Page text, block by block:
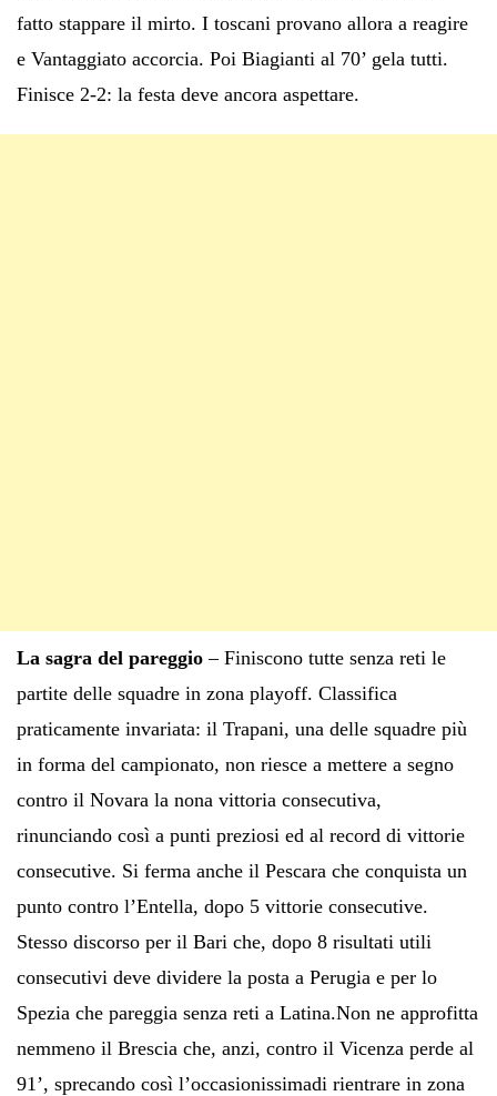
fatto stappare il mirto. I toscani provano allora a reagire
e Vantaggiato accorcia. Poi Biagianti al 70’ gela tutti.
Finisce 2-2: la festa deve ancora aspettare.
La sagra del pareggio – Finiscono tutte senza reti le
partite delle squadre in zona playoff. Classifica
praticamente invariata: il Trapani, una delle squadre più
in forma del campionato, non riesce a mettere a segno
contro il Novara la nona vittoria consecutiva,
rinunciando così a punti preziosi ed al record di vittorie
consecutive. Si ferma anche il Pescara che conquista un
punto contro l’Entella, dopo 5 vittorie consecutive.
Stesso discorso per il Bari che, dopo 8 risultati utili
consecutivi deve dividere la posta a Perugia e per lo
Spezia che pareggia senza reti a Latina.Non ne approfitta
nemmeno il Brescia che, anzi, contro il Vicenza perde al
91’, sprecando così l’occasionissimadi rientrare in zona